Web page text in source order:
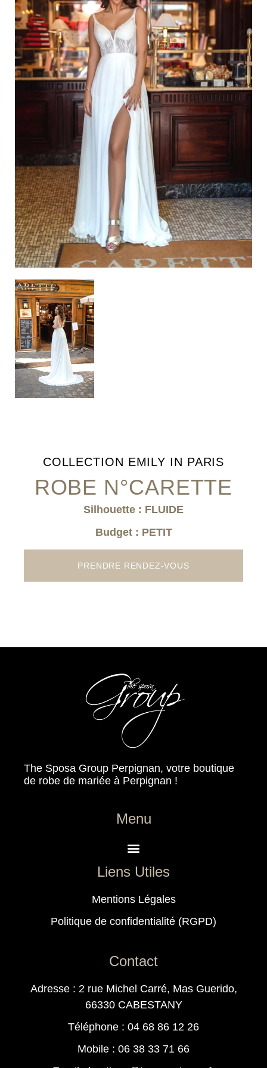
COLLECTION EMILY IN PARIS
ROBE N°CARETTE
Silhouette : FLUIDE
Budget : PETIT
PRENDRE RENDEZ-VOUS
The Sposa Group Perpignan, votre boutique
de robe de mariée à Perpignan !
Menu
Liens Utiles
Mentions Légales
Politique de confidentialité (RGPD)
Contact
Adresse : 2 rue Michel Carré, Mas Guerido,
66330 CABESTANY
Téléphone : 04 68 86 12 26
Mobile : 06 38 33 71 66